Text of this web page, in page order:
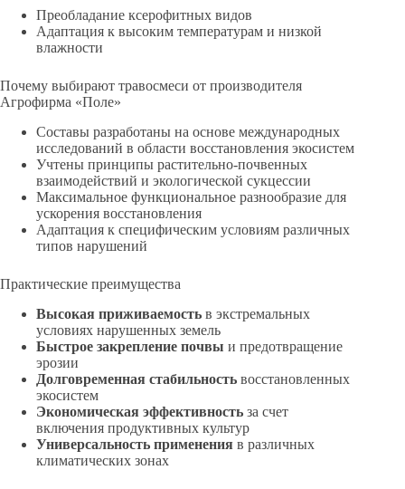
Преобладание ксерофитных видов
Адаптация к высоким температурам и низкой
влажности
Почему выбирают травосмеси от производителя
Агрофирма «Поле»
Составы разработаны на основе международных
исследований в области восстановления экосистем
Учтены принципы растительно-почвенных
взаимодействий и экологической сукцессии
Максимальное функциональное разнообразие для
ускорения восстановления
Адаптация к специфическим условиям различных
типов нарушений
Практические преимущества
Высокая приживаемость в экстремальных
условиях нарушенных земель
Быстрое закрепление почвы и предотвращение
эрозии
Долговременная стабильность восстановленных
экосистем
Экономическая эффективность за счет
включения продуктивных культур
Универсальность применения в различных
климатических зонах